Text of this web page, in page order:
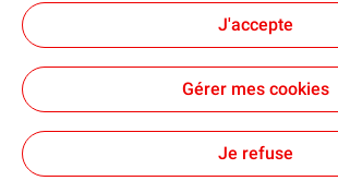
Accessibilité : partiellement conforme
vous acceptez le dépôt de l’ensemble des
cas où vous cliquez sur « Je refuse »,
techniques nécessaires au bon
seront utilisés. Pour plus d’informations,
traceurs ».
J'accepte
Gérer mes cookies
Je refuse